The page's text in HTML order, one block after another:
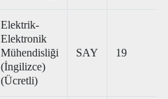
Elektrik-
Elektronik
Mühendisliği
(İngilizce)
(Ücretli)
SAY 19